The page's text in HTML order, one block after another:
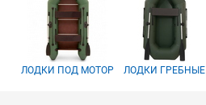
ЛОДКИ ПОД МОТОР ЛОДКИ ГРЕБНЫЕ